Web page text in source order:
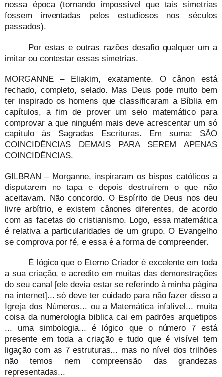
nossa época (tornando impossível que tais simetrias
fossem inventadas pelos estudiosos nos séculos
passados).
Por estas e outras razões desafio qualquer um a
imitar ou contestar essas simetrias.
MORGANNE – Eliakim, exatamente. O cânon está
fechado, completo, selado. Mas Deus pode muito bem
ter inspirado os homens que classificaram a Bíblia em
capítulos, a fim de prover um selo matemático para
comprovar a que ninguém mais deve acrescentar um só
capítulo às Sagradas Escrituras. Em suma: SÃO
COINCIDÊNCIAS DEMAIS PARA SEREM APENAS
COINCIDÊNCIAS.
GILBRAN – Morganne, inspiraram os bispos católicos a
disputarem no tapa e depois destruírem o que não
aceitavam. Não concordo. O Espírito de Deus nos deu
livre arbítrio, e existem cânones diferentes, de acordo
com as facetas do cristianismo. Logo, essa matemática
é relativa a particularidades de um grupo. O Evangelho
se comprova por fé, e essa é a forma de compreender.
É lógico que o Eterno Criador é excelente em toda
a sua criação, e acredito em muitas das demonstrações
do seu canal [ele devia estar se referindo à minha página
na internet]... só deve ter cuidado para não fazer disso a
Igreja dos Números... ou a Matemática infalível... muita
coisa da numerologia bíblica cai em padrões arquétipos
... uma simbologia... é lógico que o número 7 está
presente em toda a criação e tudo que é visível tem
ligação com as 7 estruturas... mas no nível dos trilhões
não temos nem compreensão das grandezas
representadas...